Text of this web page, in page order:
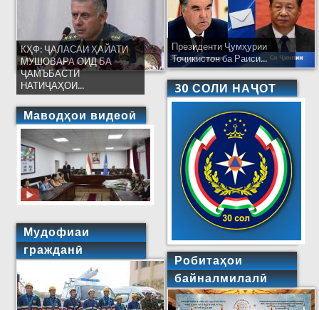
КҲФ: ҶАЛАСАИ ҲАЙАТИ
МУШОВАРА ОИД БА
ҶАМЪБАСТИ
НАТИҶАҲОИ...
Маводҳои видеоӣ
Мудофиаи
гражданӣ
Президенти Ҷумҳурии
Тоҷикистон ба Раиси...
30 СОЛИ НАҶОТ
Робитаҳои
байналмилалӣ